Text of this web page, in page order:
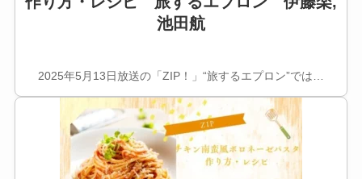
池田航
2025年5月13日放送の「ZIP！」“旅するエプロン”では…